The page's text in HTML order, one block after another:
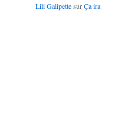
Lili GalipettesurÇa ira